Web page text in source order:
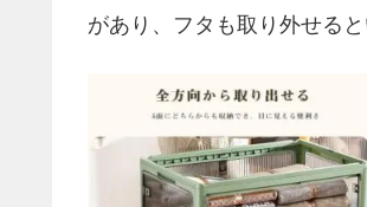
があり、フタも取り外せる